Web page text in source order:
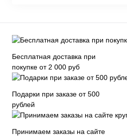
Бесплатная доставка при
покупке от 2 000 руб
Подарки при заказе от 500
рублей
Принимаем заказы на сайте